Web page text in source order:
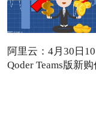
阿里云：4月30日
Qoder Teams版新